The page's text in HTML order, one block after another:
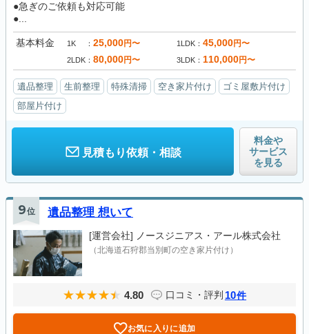
●急ぎのご依頼も対応可能
●...
基本料金 1K 25,000円〜 1LDK 45,000円〜
2LDK 80,000円〜 3LDK 110,000円〜
遺品整理 生前整理 特殊清掃 空き家片付け
ゴミ屋敷片付け
部屋片付け
見積もり依頼・相談
料金や
サービス
を見る
9位 遺品整理 想いて
[運営会社] ノースジニアス・アール株式会社
（北海道石狩郡当別町の空き家片付け）
4.80 口コミ・評判 10件
お気に入りに追加